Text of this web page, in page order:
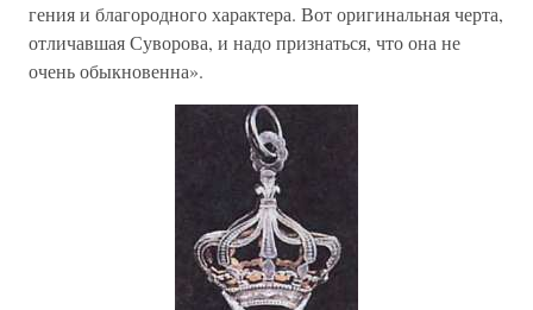
гения и благородного характера. Вот оригинальная черта,
отличавшая Суворова, и надо признаться, что она не
очень обыкновенна».